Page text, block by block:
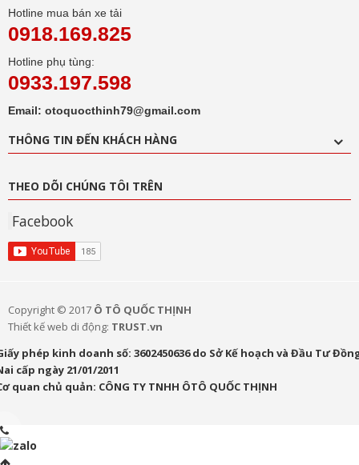
Hotline mua bán xe tải
0918.169.825
Hotline phụ tùng:
0933.197.598
Email: otoquocthinh79@gmail.com
THÔNG TIN ĐẾN KHÁCH HÀNG
THEO DÕI CHÚNG TÔI TRÊN
Facebook
Copyright © 2017 Ô TÔ QUỐC THỊNH
Thiết kế web di động: TRUST.vn
phép kinh doanh số: 3602450636 do Sở Kế hoạch và Đầu Tư
cấp ngày 21/01/2011
quan chủ quản: CÔNG TY TNHH ÔTÔ QUỐC THỊNH